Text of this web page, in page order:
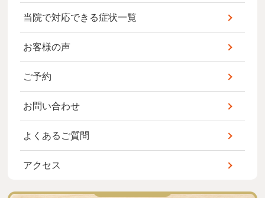
当院で対応できる症状一覧
お客様の声
ご予約
お問い合わせ
よくあるご質問
アクセス